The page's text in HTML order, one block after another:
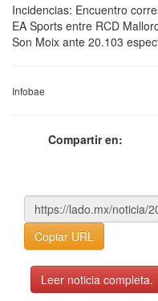
Incidencias: Encuentro
EA Sports entre RCD
Son Moix ante 20.103
Infobae
Compartir en:
Copiar URL
Leer noticia completa.